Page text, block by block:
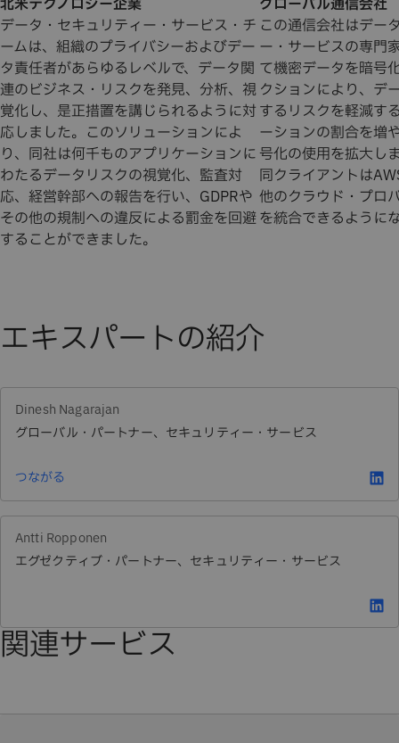
北米テクノロジー企業
データ・セキュリティー・サービス・チ
ームは、組織のプライバシーおよびデー
タ責任者があらゆるレベルで、データ関
連のビジネス・リスクを発見、分析、視
覚化し、是正措置を講じられるように対
応しました。このソリューションによ
り、同社は何千ものアプリケーションに
わたるデータリスクの視覚化、監査対
応、経営幹部への報告を行い、GDPRや
その他の規制への違反による罰金を回避
することができました。
グローバル通信会社
この通信会社はデー
ー・サービスの専門
て機密データを暗号
クションにより、デ
するリスクを軽減す
ーションの割合を増
号化の使用を拡大し
同クライアントは
他のクラウド・プロ
を統合できるように
エキスパートの紹介
Dinesh Nagarajan
グローバル・パートナー、セキュリティー・サービス
つながる
Antti Ropponen
エグゼクティブ・パートナー、セキュリティー・サービス
関連サービス